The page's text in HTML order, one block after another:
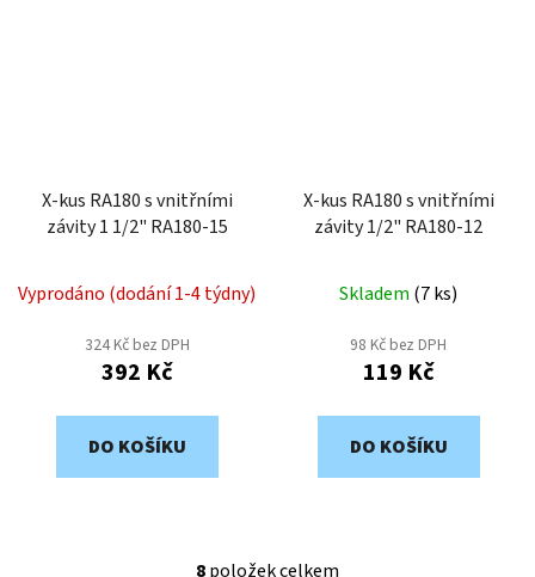
X-kus RA180 s vnitřními
závity 1 1/2" RA180-15
Vyprodáno (dodání 1-4 týdny)
324 Kč bez DPH
392 Kč
DO KOŠÍKU
X-kus RA180 s vnitřními
závity 1/2" RA180-12
Skladem (7 ks)
98 Kč bez DPH
119 Kč
DO KOŠÍKU
8položek celkem